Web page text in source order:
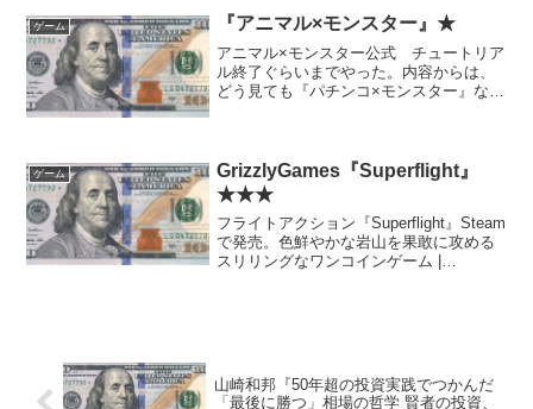
金」をはじめとして、勤倹貯蓄の側面が
強調される...
ゲーム 『アニマル×モンスター』★
アニマル×モンスター公式 チュートリア
ル終了ぐらいまでやった。内容からは、
どう見ても『パチンコ×モンスター』なん
トルだったらしい。何...
ゲーム
GrizzlyGames『Superflight』
★★★
フライトアクション『Superflight』Steam
で発売。色鮮やかな岩山を果敢に攻める
スリリングなワンコインゲーム |
山崎和邦『50年超の投資実践でつかんだ
「最後に勝つ」相場の哲学 賢者の投資、